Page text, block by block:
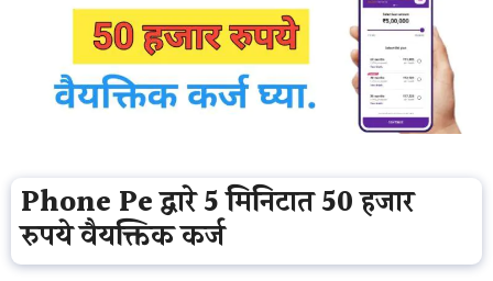
Phone Pe द्वारे 5 मिनिटात 50 हजार
रुपये वैयक्तिक कर्ज